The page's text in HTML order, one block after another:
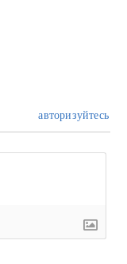
авторизуйтесь